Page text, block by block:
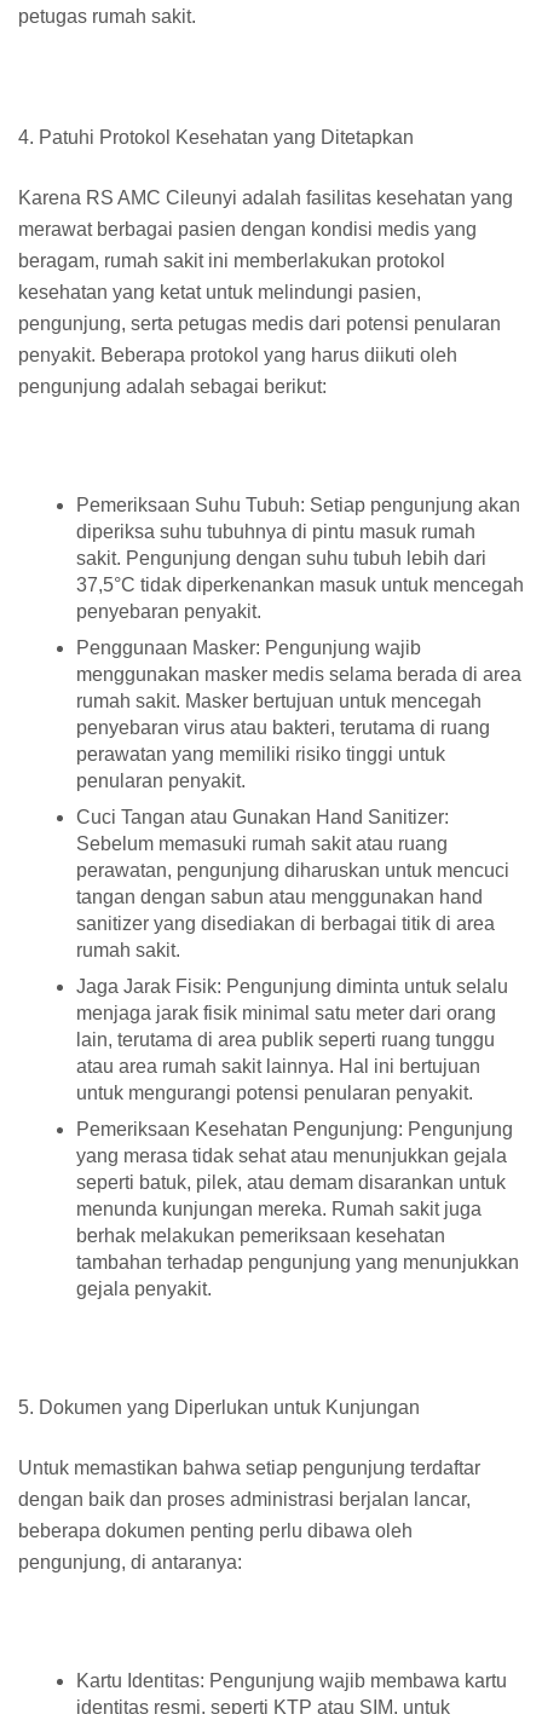
petugas rumah sakit.
4. Patuhi Protokol Kesehatan yang Ditetapkan
Karena RS AMC Cileunyi adalah fasilitas kesehatan yang
merawat berbagai pasien dengan kondisi medis yang
beragam, rumah sakit ini memberlakukan protokol
kesehatan yang ketat untuk melindungi pasien,
pengunjung, serta petugas medis dari potensi penularan
penyakit. Beberapa protokol yang harus diikuti oleh
pengunjung adalah sebagai berikut:
Pemeriksaan Suhu Tubuh: Setiap pengunjung akan
diperiksa suhu tubuhnya di pintu masuk rumah
sakit. Pengunjung dengan suhu tubuh lebih dari
37,5°C tidak diperkenankan masuk untuk mencegah
penyebaran penyakit.
Penggunaan Masker: Pengunjung wajib
menggunakan masker medis selama berada di area
rumah sakit. Masker bertujuan untuk mencegah
penyebaran virus atau bakteri, terutama di ruang
perawatan yang memiliki risiko tinggi untuk
penularan penyakit.
Cuci Tangan atau Gunakan Hand Sanitizer:
Sebelum memasuki rumah sakit atau ruang
perawatan, pengunjung diharuskan untuk mencuci
tangan dengan sabun atau menggunakan hand
sanitizer yang disediakan di berbagai titik di area
rumah sakit.
Jaga Jarak Fisik: Pengunjung diminta untuk selalu
menjaga jarak fisik minimal satu meter dari orang
lain, terutama di area publik seperti ruang tunggu
atau area rumah sakit lainnya. Hal ini bertujuan
untuk mengurangi potensi penularan penyakit.
Pemeriksaan Kesehatan Pengunjung: Pengunjung
yang merasa tidak sehat atau menunjukkan gejala
seperti batuk, pilek, atau demam disarankan untuk
menunda kunjungan mereka. Rumah sakit juga
berhak melakukan pemeriksaan kesehatan
tambahan terhadap pengunjung yang menunjukkan
gejala penyakit.
5. Dokumen yang Diperlukan untuk Kunjungan
Untuk memastikan bahwa setiap pengunjung terdaftar
dengan baik dan proses administrasi berjalan lancar,
beberapa dokumen penting perlu dibawa oleh
pengunjung, di antaranya:
Kartu Identitas: Pengunjung wajib membawa kartu
identitas resmi, seperti KTP atau SIM, untuk